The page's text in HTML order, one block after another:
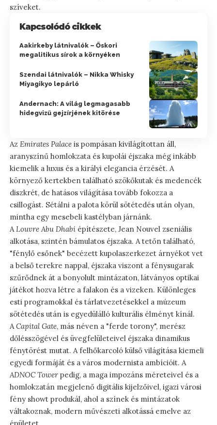
szíveket.
Kapcsolódó cikkek
Aakirkeby látnivalók – Őskori
megalitikus sírok a környéken
Szendai látnivalók – Nikka Whisky
Miyagikyo lepárló
Andernach: A világ legmagasabb
hidegvizű gejzírjének kitörése
Az Emirates Palace is pompásan kivilágítottan áll,
aranyszínű homlokzata és kupolái éjszaka még inkább
kiemelik a luxus és a királyi elegancia érzését. A
környező kertekben található szökőkutak és medencék
diszkrét, de hatásos világítása tovább fokozza a
csillogást. Sétálni a palota körül sötétedés után olyan,
mintha egy mesebeli kastélyban járnánk.
ALouvre Abu Dhabi építészete, Jean Nouvel zseniális
alkotása, szintén bámulatos éjszaka. A tetőn található,
"fénylő esőnek" becézett kupolaszerkezet árnyékot vet
a belső terekre nappal, éjszaka viszont a fénysugarak
szűrődnek át a bonyolult mintázaton, látványos optikai
játékot hozva létre a falakon és a vizeken. Különleges
esti programokkal és tárlatvezetésekkel a múzeum
sötétedés után is egyedülálló kulturális élményt kínál.
ACapital Gate, más néven a "ferde torony", merész
dőlésszögével és üvegfelületeivel éjszaka dinamikus
fénytörést mutat. A felhőkarcoló külső világítása kiemeli
egyedi formáját és a város modernista ambícióit. A
ADNOC Tower pedig, a maga impozáns méreteivel és a
homlokzatán megjelenő digitális kijelzőivel, igazi városi
fény showt produkál, ahol a színek és mintázatok
váltakoznak, modern művészeti alkotássá emelve az